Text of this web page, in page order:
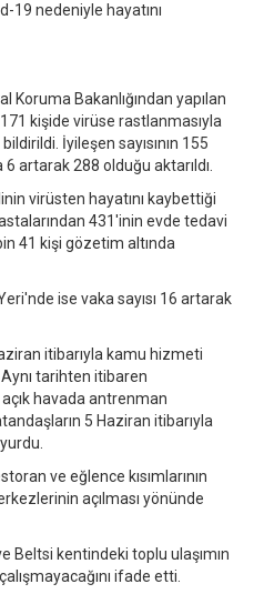
19 nedeniyle hayatını
Koruma Bakanlığından yapılan
kişide virüse rastlanmasıyla
bildirildi. İyileşen sayısının 155
6 artarak 288 olduğu aktarıldı.
virüsten hayatını kaybettiği
431'inin evde tedavi
41 kişi gözetim altında
ise vaka sayısı 16 artarak
itibarıyla kamu hizmeti
Aynı tarihten itibaren
havada antrenman
5 Haziran itibarıyla
ve eğlence kısımlarının
açılması yönünde
Beltsi kentindeki toplu ulaşımın
ifade etti.